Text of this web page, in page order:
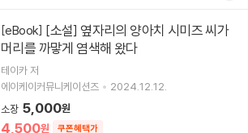
[eBook]
머리를 까맣게 염색해 왔다
테이카 저
에이케이커뮤니케이션즈
2024.12.12.
4,500원 쿠폰혜택가
소장 5,000원